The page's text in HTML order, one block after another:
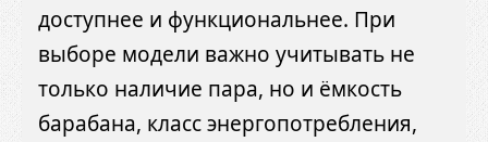
доступнее и функциональнее. При
выборе модели важно учитывать не
только наличие пара, но и ёмкость
барабана, класс энергопотребления,